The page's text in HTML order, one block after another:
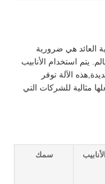
العائد هي ضرورية
يتم استخدام الأنابيب
الآلة توفر
مثالية للشركات التي
سمك